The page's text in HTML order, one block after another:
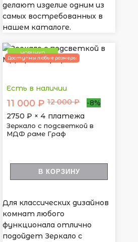
делают изделие одним из
самых востребованных в
нашем каталоге.
НОВИНКА
Доступны любые размеры
Есть в наличии
11 000 ₽ 12 000 ₽
-8%
2750 ₽ × 4 платежа
Зеркало с подсветкой в
МДФ раме Граф
В КОРЗИНУ
Для классических дизайнов
комнат любого
функционала отлично
подойдет Зеркало с